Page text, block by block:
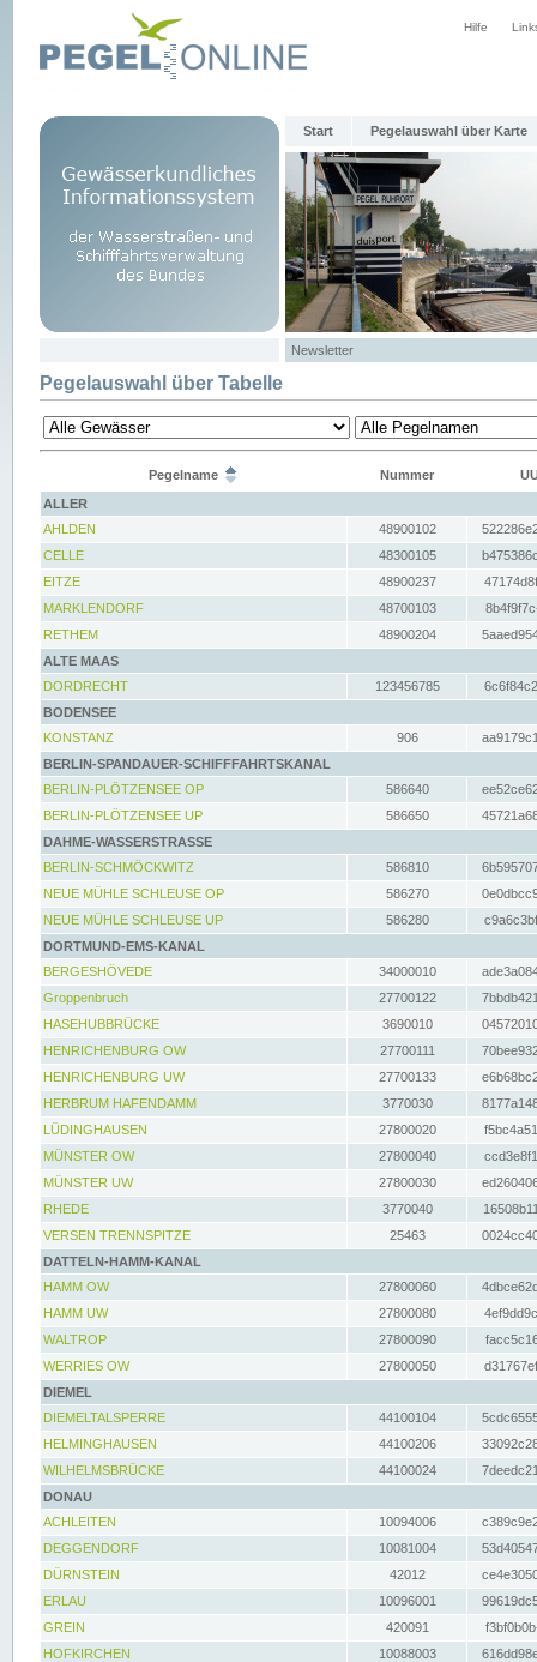
Hilfe
Start Pegelauswahl über Karte
Newsletter
Pegelauswahl über Tabelle
Pegelname Nummer
ALLER
AHLDEN
48900102
CELLE
48300105
EITZE
48900237
MARKLENDORF
48700103
RETHEM
48900204
ALTE MAAS
DORDRECHT
123456785
BODENSEE
KONSTANZ
906
BERLIN-SPANDAUER-SCHIFFFAHRTSKANAL
BERLIN-PLÖTZENSEE OP
586640
BERLIN-PLÖTZENSEE UP
586650
DAHME-WASSERSTRASSE
BERLIN-SCHMÖCKWITZ
586810
NEUE MÜHLE SCHLEUSE OP
586270
NEUE MÜHLE SCHLEUSE UP
586280
DORTMUND-EMS-KANAL
BERGESHÖVEDE
34000010
Groppenbruch
27700122
HASEHUBBRÜCKE
3690010
HENRICHENBURG OW
27700111
HENRICHENBURG UW
27700133
HERBRUM HAFENDAMM
3770030
LÜDINGHAUSEN
27800020
MÜNSTER OW
27800040
MÜNSTER UW
27800030
RHEDE
3770040
VERSEN TRENNSPITZE
25463
DATTELN-HAMM-KANAL
HAMM OW
27800060
HAMM UW
27800080
WALTROP
27800090
WERRIES OW
27800050
DIEMEL
DIEMELTALSPERRE
44100104
HELMINGHAUSEN
44100206
WILHELMSBRÜCKE
44100024
DONAU
ACHLEITEN
10094006
DEGGENDORF
10081004
DÜRNSTEIN
42012
ERLAU
10096001
GREIN
420091
HOFKIRCHEN
10088003